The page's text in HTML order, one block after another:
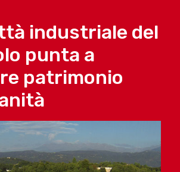
industriale del
punta a
patrimonio